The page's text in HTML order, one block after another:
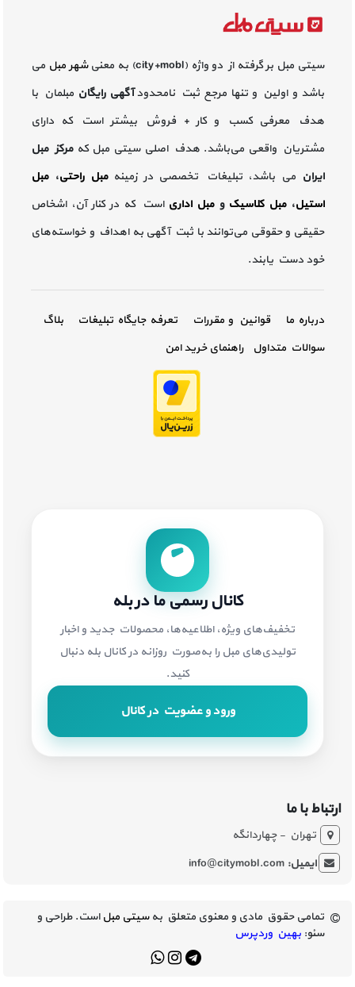
سیتی مبل بر گرفته از دو واژه (city+mobl) به معنی شهر مبل می
باشد و اولین و تنها مرجع ثبت نامحدودآگهی رایگان مبلمان با
هدف معرفی کسب و کار + فروش بیشتر است که دارای
مشتریان واقعی می‌باشد. هدف اصلی سیتی مبل کهمرکز مبل
ایران می باشد، تبلیغات تخصصی در زمینه مبل راحتی،مبل
استیل،مبل کلاسیک ومبل اداری است که در کنار آن، اشخاص
حقیقی و حقوقی می‌توانند با ثبت آگهی به اهداف و خواسته‌های
خود دست یابند.
درباره ما قوانین و مقررات تعرفه جایگاه تبلیغات
بلاگ
سوالات متداول
راهنمای خرید امن
کانال رسمی ما در بله
تخفیف‌های ویژه، اطلاعیه‌ها، محصولات جدید و اخبار
تولیدی‌های مبل را به‌صورت روزانه در کانال بله دنبال
کنید.
ورود و عضویت در کانال
ارتباط با ما
تهران - چهاردانگه
ایمیل:info@citymobl.com
تمامی حقوق مادی و معنوی متعلق بهسیتی مبلاست. طراحی و
سئو: بهین وردپرس